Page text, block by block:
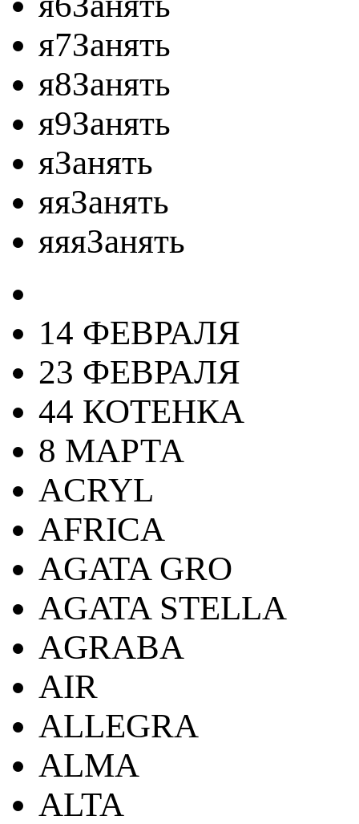
я7Занять
я8Занять
я9Занять
яЗанять
яяЗанять
яяяЗанять
14 ФЕВРАЛЯ
23 ФЕВРАЛЯ
44 КОТЕНКА
8 МАРТА
ACRYL
AFRICA
AGATA GRO
AGATA STELLA
AGRABA
AIR
ALLEGRA
ALMA
ALTA